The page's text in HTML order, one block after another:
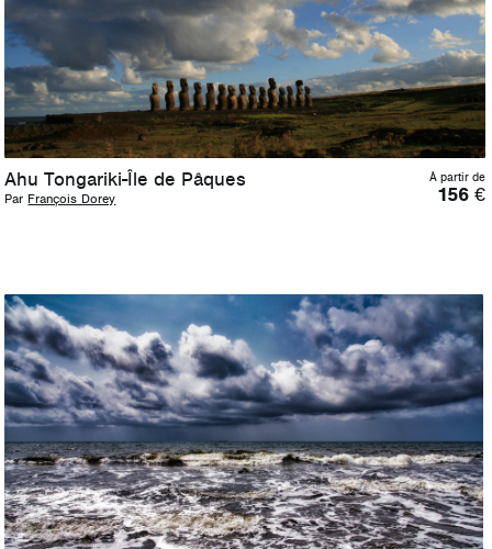
Ahu Tongariki-Île de Pâques
Par François Dorey
À partir de
156€